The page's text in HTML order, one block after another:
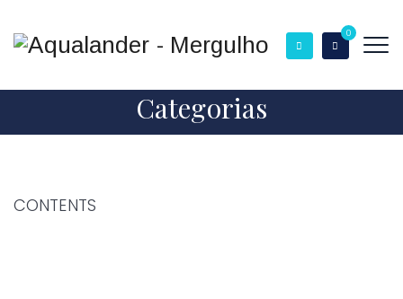
0
Categorias
CONTENTS